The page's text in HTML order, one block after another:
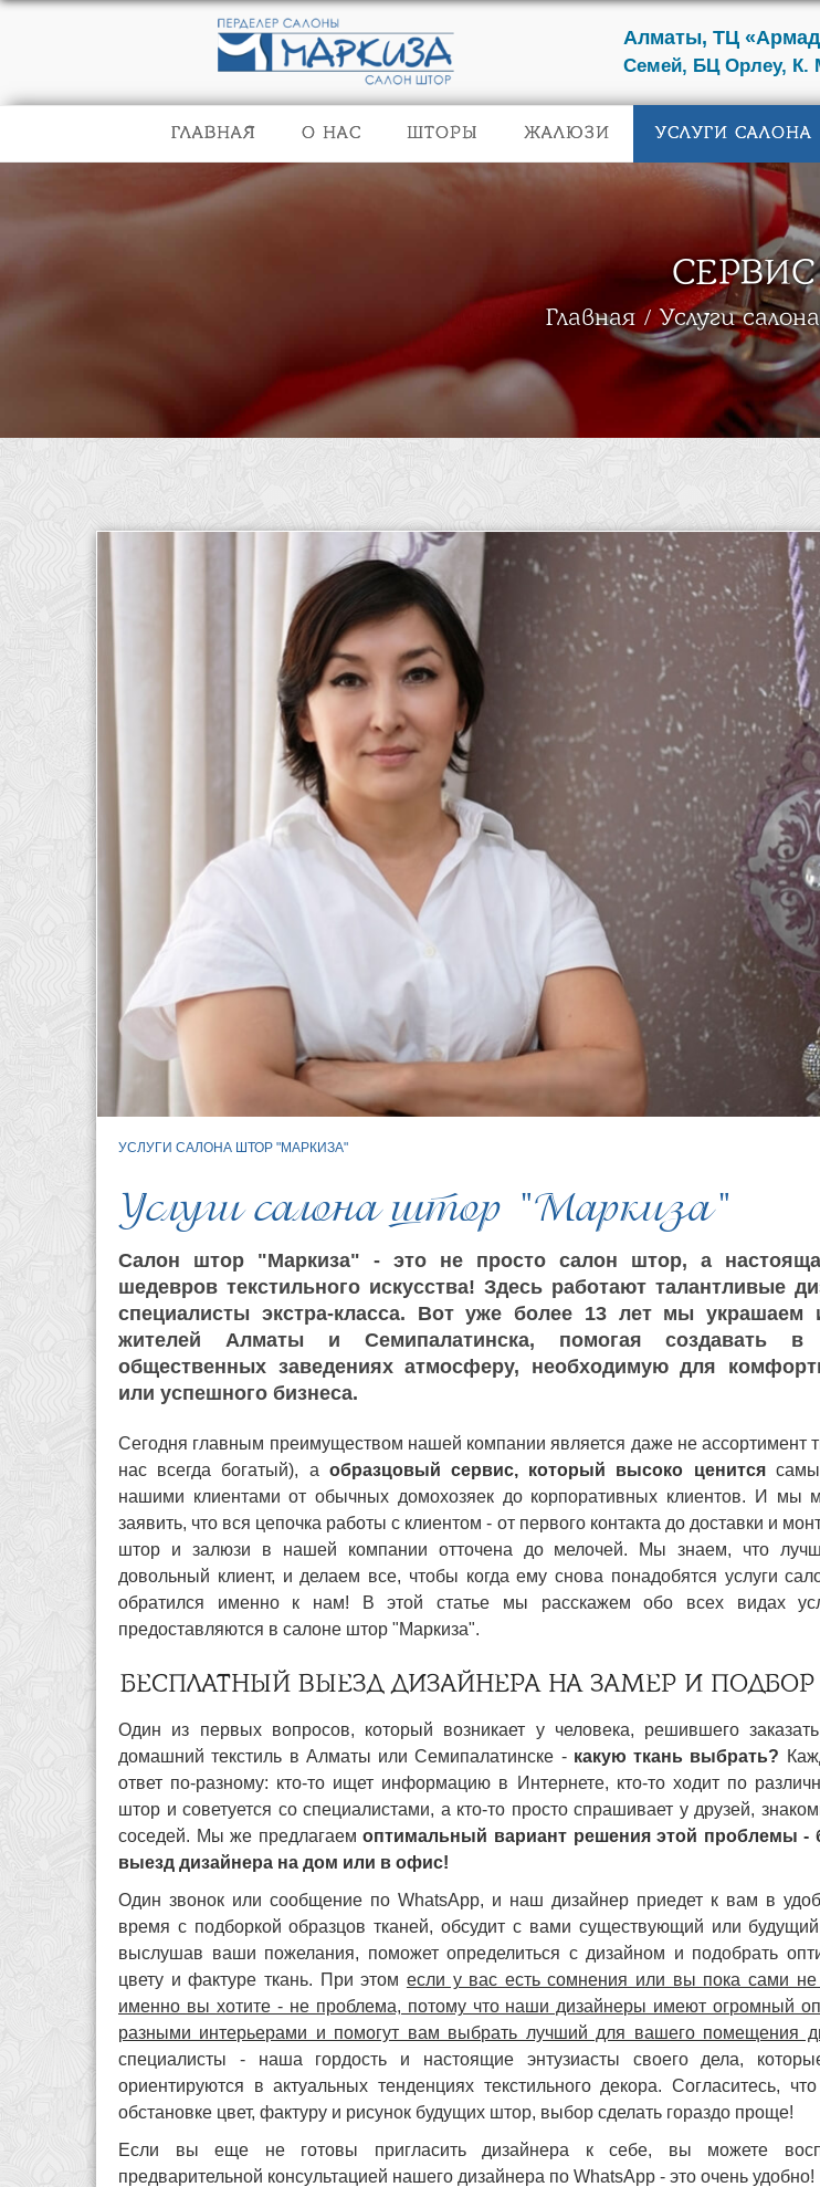
Алматы, ТЦ
Семей, БЦ Орлеу, К.
ГЛАВНАЯ О НАС ШТОРЫ ЖАЛЮЗИ УСЛУГИ САЛОНА
СЕРВИС
Главная Услуги салона
УСЛУГИ САЛОНА ШТОР "МАРКИЗА"
Услуги салона штор "Маркиза"
Салон штор "Маркиза" - это не просто салон штор, а
шедевров текстильного искусства! Здесь работают талантливые
специалисты экстра-класса. Вот ужеболее 13 лет мы украшаем
жителей Алматы и Семипалатинска, помогая создавать
общественных заведениях атмосферу, необходимую для
или успешного бизнеса.
Сегодня главным преимуществом нашей компании является даже не ассортимент
нас всегда богатый), а образцовый сервис, который высоко ценится
нашими клиентами от обычных домохозяек до корпоративных клиентов. И мы
заявить, что вся цепочка работы с клиентом - от первого контакта до доставки и
штор и залюзи в нашей компании отточена до мелочей. Мы знаем, что
довольный клиент, и делаем все, чтобы когда ему снова понадобятся услуги
обратился именно к нам! В этой статье мы расскажем обо всех видах
предоставляются в салоне штор "Маркиза".
БЕСПЛАТНЫЙ ВЫЕЗД ДИЗАЙНЕРА НА ЗАМЕР И ПОДБОР
Один из первых вопросов, который возникает у человека, решившего
домашний текстиль в Алматы или Семипалатинске - какую ткань выбрать?
ответ по-разному: кто-то ищет информацию в Интернете, кто-то ходит по
штор и советуется со специалистами, а кто-то просто спрашивает у друзей,
соседей. Мы же предлагаемоптимальный вариант решения этой проблемы -
выезд дизайнера на дом или в офис!
Один звонок или сообщение по WhatsApp, и наш дизайнер приедет к вам в
время с подборкой образцов тканей, обсудит с вами существующий или
выслушав ваши пожелания, поможет определиться с дизайном и подобрать
цвету и фактуре ткань. При этом если у вас есть сомнения или вы пока сами не
именно вы хотите - не проблема, потому что наши дизайнеры имеют огромный
разными интерьерами и помогут вам выбрать лучший для вашего помещения
специалисты - наша гордость и настоящие энтузиасты своего дела,
ориентируются в актуальных тенденциях текстильного декора. Согласитесь,
обстановке цвет, фактуру и рисунок будущих штор, выбор сделать гораздо проще!
Если вы еще не готовы пригласить дизайнера к себе, вы можете
предварительной консультацией нашего дизайнера по WhatsApp - это очень удобно!